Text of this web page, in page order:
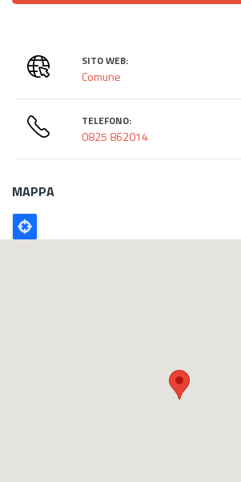
SITO WEB:
Comune
TELEFONO:
0825 862014
MAPPA
Poligono
GEO